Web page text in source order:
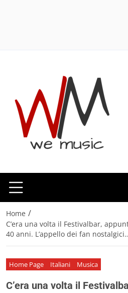
Home /
C’era una volta il Festivalbar,
40 anni. L’appello dei fan
Home Page Italiani Musica
C’era una volta il